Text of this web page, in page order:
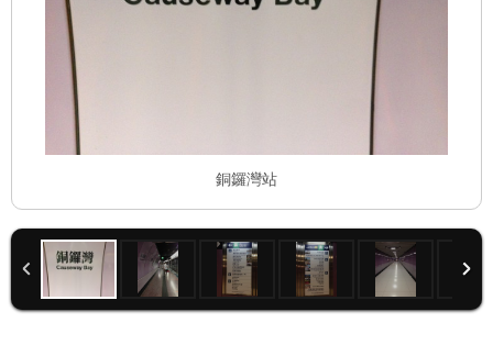
銅鑼灣站